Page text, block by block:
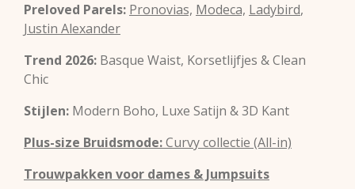
Preloved Parels: Pronovias, Modeca, Ladybird,
Justin Alexander
Trend 2026: Basque Waist, Korsetlijfjes & Clean
Chic
Stijlen: Modern Boho, Luxe Satijn & 3D Kant
Plus-size Bruidsmode:Curvy collectie (All-in)
Trouwpakken voor dames & Jumpsuits